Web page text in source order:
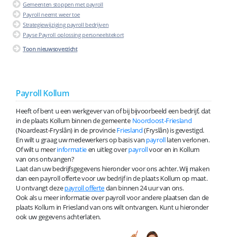
Gemeenten stoppen met payroll
Payroll neemt weer toe
Strategiewijziging payroll bedrijven
Payse Payroll oplossing personeelstekort
Toon nieuwsoverzicht
Payroll Kollum
Heeft of bent u een werkgever van of bij bijvoorbeeld een bedrijf, dat
in de plaats Kollum binnen de gemeente Noordoost-Friesland
(Noardeast-Fryslân) in de provincieFriesland(Fryslân) is gevestigd.
En wilt u graag uw medewerkers op basis van payrolllaten verlonen.
Of wilt u meerinformatieen uitleg overpayrollvoor en in Kollum
van ons ontvangen?
Laat dan uw bedrijfsgegevens hieronder voor ons achter. Wij maken
dan een payroll offerte voor uw bedrijf in de plaats Kollum op maat.
U ontvangt dezepayroll offertedan binnen 24 uur van ons.
Ook als u meer informatie over payroll voor andere plaatsen dan de
plaats Kollum in Friesland van ons wilt ontvangen. Kunt u hieronder
ook uw gegevens achterlaten.